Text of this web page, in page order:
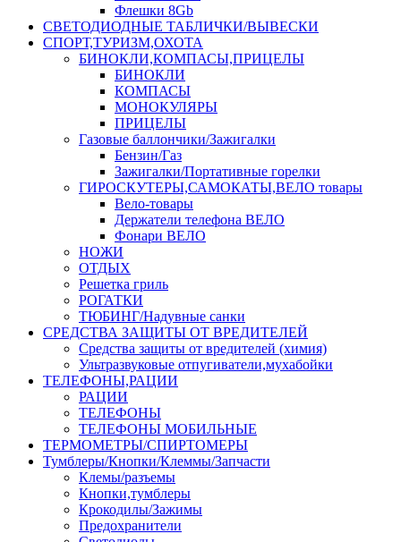
Флешки 8Gb
СВЕТОДИОДНЫЕ ТАБЛИЧКИ/ВЫВЕСКИ
СПОРТ,ТУРИЗМ,ОХОТА
БИНОКЛИ,КОМПАСЫ,ПРИЦЕЛЫ
БИНОКЛИ
КОМПАСЫ
МОНОКУЛЯРЫ
ПРИЦЕЛЫ
Газовые баллончики/Зажигалки
Бензин/Газ
Зажигалки/Портативные горелки
ГИРОСКУТЕРЫ,САМОКАТЫ,ВЕЛО товары
Вело-товары
Держатели телефона ВЕЛО
Фонари ВЕЛО
НОЖИ
ОТДЫХ
Решетка гриль
РОГАТКИ
ТЮБИНГ/Надувные санки
СРЕДСТВА ЗАЩИТЫ ОТ ВРЕДИТЕЛЕЙ
Средства защиты от вредителей (химия)
Ультразвуковые отпугиватели,мухабойки
ТЕЛЕФОНЫ,РАЦИИ
РАЦИИ
ТЕЛЕФОНЫ
ТЕЛЕФОНЫ МОБИЛЬНЫЕ
ТЕРМОМЕТРЫ/СПИРТОМЕРЫ
Тумблеры/Кнопки/Клеммы/Запчасти
Клемы/разъемы
Кнопки,тумблеры
Крокодилы/Зажимы
Предохранители